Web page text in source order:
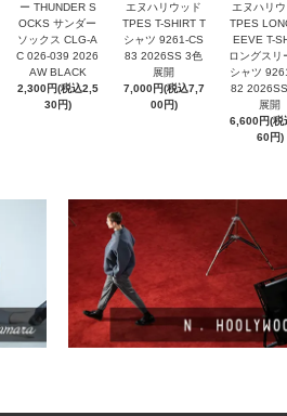
ー THUNDER S
OCKS サンダー
ソックス CLG-A
C 026-039 2026
AW BLACK
2,300円(税込2,5
30円)
エヌハリウッド
TPES T-SHIRT T
シャツ 9261-CS
83 2026SS 3色
展開
7,000円(税込7,7
00円)
エヌハリ
TPES
EEVE T-
ロングスリ
シャツ
82
展開
6,600円(税
60円)